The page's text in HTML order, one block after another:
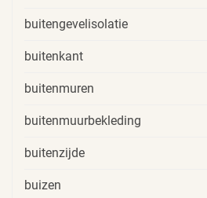
buitengevelisolatie
buitenkant
buitenmuren
buitenmuurbekleding
buitenzijde
buizen